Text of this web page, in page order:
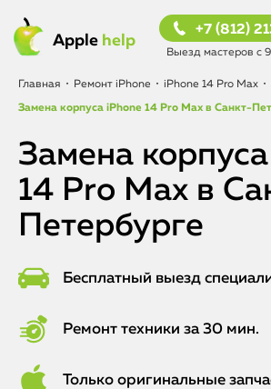
Apple help
+7 (812)
Выезд мастеров с
Главная • Ремонт iPhone • iPhone 14 Pro Max •
Замена корпуса iPhone 14 Pro Max в Санкт-
Замена
14 Pro Max в
Петербурге
Бесплатный выезд
Ремонт техники за 30 мин.
Только оригинальные